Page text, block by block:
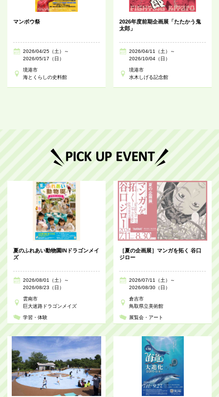
マンボウ祭
2026/04/25（土）～
2026/05/17（日）
境港市
海とくらしの史料館
2026年度前期企画展「たたかう鬼
太郎」
2026/04/11（土）～
2026/10/04（日）
境港市
水木しげる記念館
夏のふれあい動物園INドラゴンメイ
ズ
2026/08/01（土）～
2026/08/23（日）
雲南市
巨大迷路ドラゴンメイズ
学習・体験
［夏の企画展］マンガを拓く 谷口
ジロー
2026/07/11（土）～
2026/08/30（日）
倉吉市
鳥取県立美術館
展覧会・アート